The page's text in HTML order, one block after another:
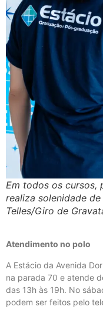
Em todos os cursos,
realiza solenidade
Telles/Giro de
Atendimento no polo
A Estácio da Avenida
na parada 70 e atende
das 13h às 19h. No
podem ser feitos pelo